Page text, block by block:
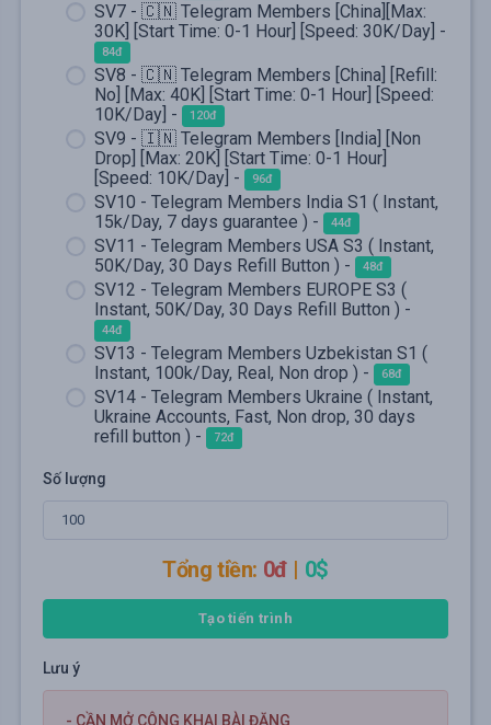
SV7 - 🇨🇳 Telegram Members [China][Max:
30K] [Start Time: 0-1 Hour] [Speed: 30K/Day] -
84đ
SV8 - 🇨🇳 Telegram Members [China] [Refill:
No] [Max: 40K] [Start Time: 0-1 Hour] [Speed:
10K/Day] -
120đ
SV9 - 🇮🇳 Telegram Members [India] [Non
Drop] [Max: 20K] [Start Time: 0-1 Hour]
[Speed: 10K/Day] -
96đ
SV10 - Telegram Members India S1 ( Instant,
15k/Day, 7 days guarantee ) -
44đ
SV11 - Telegram Members USA S3 ( Instant,
50K/Day, 30 Days Refill Button ) -
48đ
SV12 - Telegram Members EUROPE S3 (
Instant, 50K/Day, 30 Days Refill Button ) -
44đ
SV13 - Telegram Members Uzbekistan S1 (
Instant, 100k/Day, Real, Non drop ) -
68đ
SV14 - Telegram Members Ukraine ( Instant,
Ukraine Accounts, Fast, Non drop, 30 days
refill button ) -
72đ
Số lượng
Tổng tiền: 0đ | 0$
Tạo tiến trình
Lưu ý
- CẦN MỞ CÔNG KHAI BÀI ĐĂNG